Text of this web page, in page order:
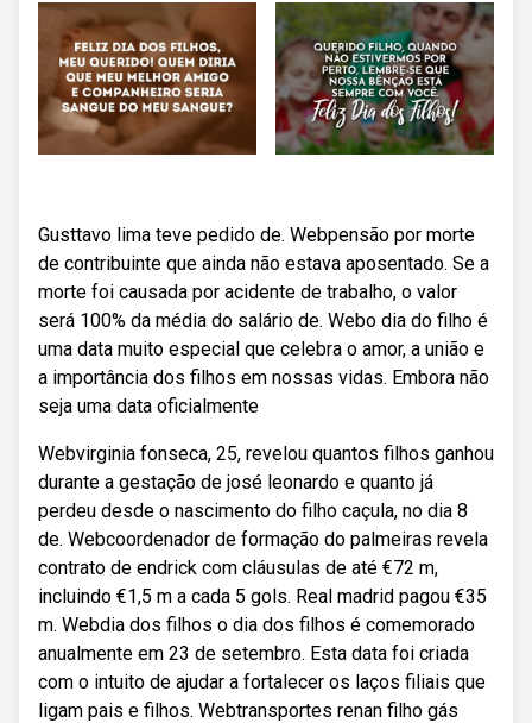
Gusttavo lima teve pedido de. Webpensão por morte
de contribuinte que ainda não estava aposentado. Se a
morte foi causada por acidente de trabalho, o valor
será 100% da média do salário de. Webo dia do filho é
uma data muito especial que celebra o amor, a união e
a importância dos filhos em nossas vidas. Embora não
seja uma data oficialmente
Webvirginia fonseca, 25, revelou quantos filhos ganhou
durante a gestação de josé leonardo e quanto já
perdeu desde o nascimento do filho caçula, no dia 8
de. Webcoordenador de formação do palmeiras revela
contrato de endrick com cláusulas de até €72 m,
incluindo €1,5 m a cada 5 gols. Real madrid pagou €35
m. Webdia dos filhos o dia dos filhos é comemorado
anualmente em 23 de setembro. Esta data foi criada
com o intuito de ajudar a fortalecer os laços filiais que
ligam pais e filhos. Webtransportes renan filho gás